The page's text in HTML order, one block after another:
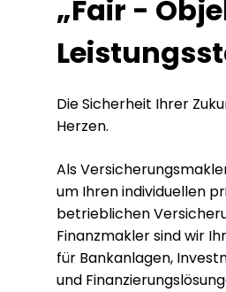
„Fair -
Die Sicherheit Ihrer
Herzen.
Als
um Ihren individuellen
betrieblichen
Finanzmakler sind wir
für Bankanlagen,
und